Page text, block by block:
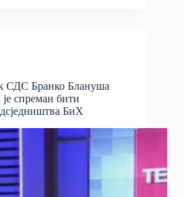
СДС Бранко Блануша
је спреман бити
БиХ